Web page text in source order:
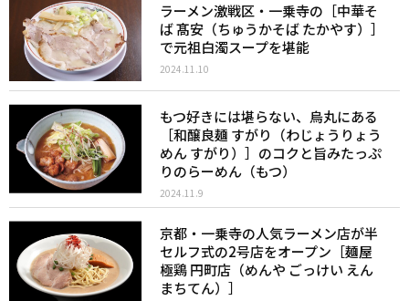
ラーメン激戦区・一乗寺の［中華そ
ば 髙安（ちゅうかそば たかやす）］
で元祖白濁スープを堪能
2024.11.10
もつ好きには堪らない、烏丸にある
［和醸良麺 すがり（わじょうりょう
めん すがり）］のコクと旨みたっぷ
りのらーめん（もつ）
2024.11.9
京都・一乗寺の人気ラーメン店が半
セルフ式の2号店をオープン［麺屋
極鶏 円町店（めんや ごっけい えん
まちてん）］